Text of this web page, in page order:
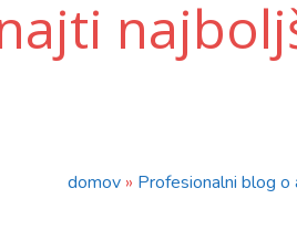
domov » Profesionalni blog o